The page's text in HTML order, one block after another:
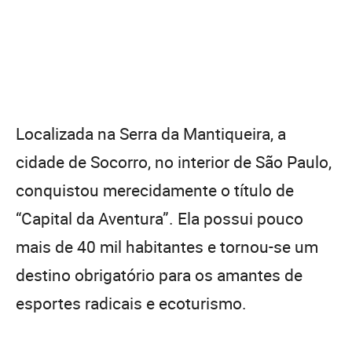
Localizada na Serra da Mantiqueira, a
cidade de Socorro, no interior de São Paulo,
conquistou merecidamente o título de
“Capital da Aventura”. Ela possui pouco
mais de 40 mil habitantes e tornou-se um
destino obrigatório para os amantes de
esportes radicais e ecoturismo.